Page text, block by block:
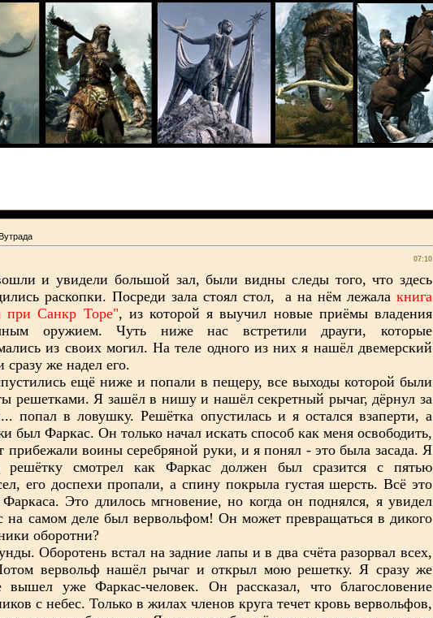
07:10
и увидели большой зал, были видны следы того, что здесь
раскопки. Посреди зала стоял стол, а на нём лежала книга
при Санкр Торе", из которой я выучил новые приёмы владения
оружием. Чуть ниже нас встретили драуги, которые
из своих могил. На теле одного из них я нашёл двемерский
же надел его.
ещё ниже и попали в пещеру, все выходы которой были
решетками. Я зашёл в нишу и нашёл секретный рычаг, дёрнул за
попал вловушку. Решётка опустилась и я остался взаперти, а
был Фаркас. Он только начал искать способ как меня освободить,
прибежали воины серебряной руки, и я понял - это была засада. Я
решётку смотрел как Фаркас должен был сразится с пятью
его доспехи пропали, а спину покрыла густая шерсть. Всё это
Это длилось мгновение, но когда он поднялся, я увидел
самом деле был вервольфом! Он может превращаться в дикого
оборотни?
Оборотень встал на задние лапы и в два счёта разорвал всех,
вервольф нашёл рычаг и открыл мою решетку. Я сразу же
уже Фаркас-человек. Он рассказал, что благословение
с небес. Только в жилах членов круга течет кровь вервольфов,